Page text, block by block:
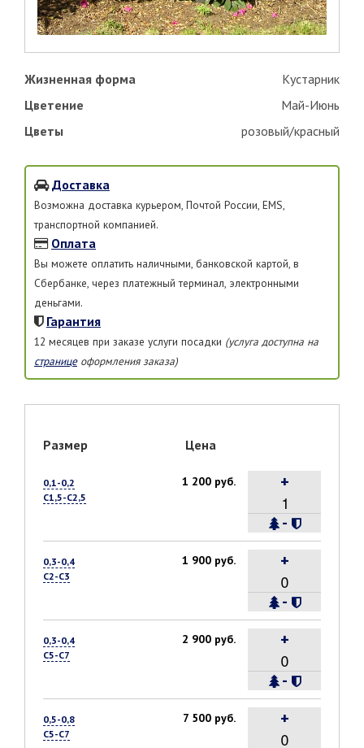
Жизненная форма
Кустарник
Цветение
Май-Июнь
Цветы
розовый/красный
Доставка
Возможна доставка курьером, Почтой России, EMS,
транспортной компанией.
Оплата
Вы можете оплатить наличными, банковской картой, в
Сбербанке, через платежный терминал, электронными
деньгами.
Гарантия
12 месяцев при заказе услуги посадки (услуга доступна на
страницеоформления заказа)
Размер Цена
0,1-0,2
С1,5-С2,5
1 200 руб.
-
+
0,3-0,4
С2-С3
1 900 руб.
-
+
0,3-0,4
С5-С7
2 900 руб.
-
+
0,5-0,8
С5-С7
7 500 руб. +